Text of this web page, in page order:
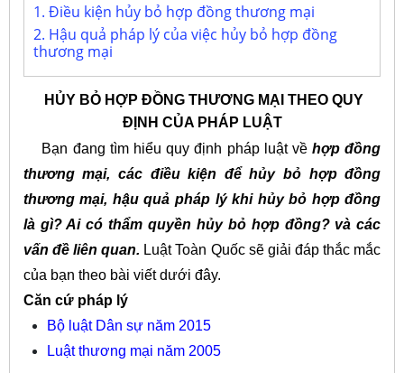
1. Điều kiện hủy bỏ hợp đồng thương mại
2. Hậu quả pháp lý của việc hủy bỏ hợp đồng
thương mại
HỦY BỎ HỢP ĐỒNG THƯƠNG MẠI THEO QUY
ĐỊNH CỦA PHÁP LUẬT
Bạn đang tìm hiểu quy định pháp luật vềhợp đồng
thương mại, các điều kiện để hủy bỏ hợp đồng
thương mại, hậu quả pháp lý khi hủy bỏ hợp đồng
là gì? Ai có thẩm quyền hủy bỏ hợp đồng? và các
vấn đề liên quan. Luật Toàn Quốc sẽ giải đáp thắc mắc
của bạn theo bài viết dưới đây.
Căn cứ pháp lý
Bộ l uật Dân sự năm 2015
Luật thương mại năm 2005